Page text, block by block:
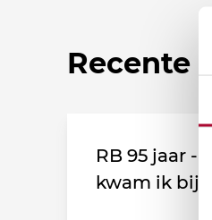
Recente
RB 95 jaar -
kwam ik bij